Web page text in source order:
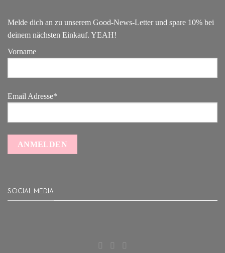
Melde dich an zu unserem Good-News-Letter und spare 10% bei
deinem nächsten Einkauf. YEAH!
Vorname
Email Adresse*
SOCIAL MEDIA